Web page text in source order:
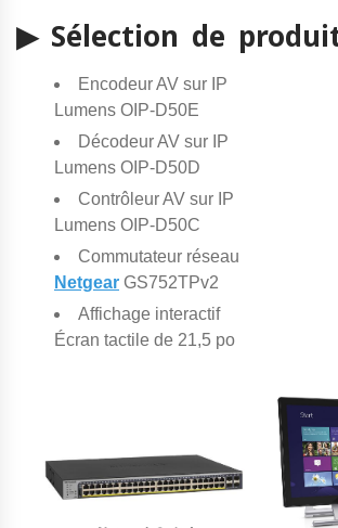
▶ Sélection de
Encodeur AV sur IP
Lumens OIP-D50E
Décodeur AV sur IP
Lumens OIP-D50D
Contrôleur AV sur IP
Lumens OIP-D50C
Commutateur réseau
Netgear GS752TPv2
Affichage interactif
Écran tactile de 21,5 po